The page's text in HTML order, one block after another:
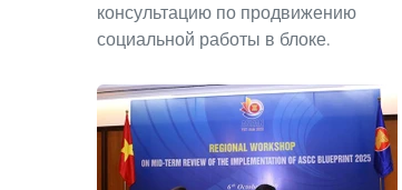
консультацию по продвижению
социальной работы в блоке.